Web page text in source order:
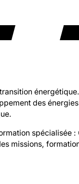
des
spécialisée :
missions,